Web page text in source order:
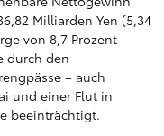
Milliarden Yen (5,34
von 8,7 Prozent
durch den
– auch
und einer Flut in
beeinträchtigt.